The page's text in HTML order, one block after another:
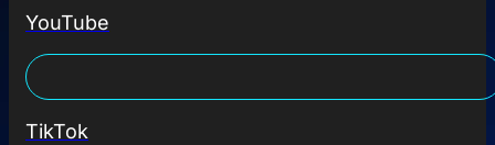
YouTube
TikTok